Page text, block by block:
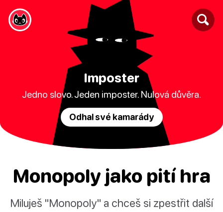
Imposter
Jedno slovo. Jeden imposter. Nulová důvěra.
Odhal své kamarády
Monopoly jako pití hra
Miluješ "Monopoly" a chceš si zpestřit další